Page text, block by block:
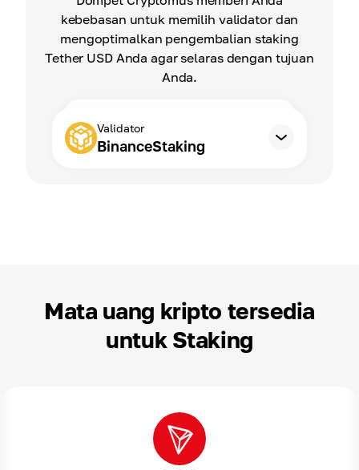
Validator
BinanceStaking
kebebasan untuk memilih validator dan
mengoptimalkan pengembalian staking
Tether USD Anda agar selaras dengan tujuan
Anda.
Mata uang kripto tersedia
untuk Staking